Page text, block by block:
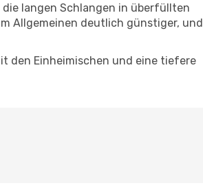
langen Schlangen in überfüllten
Allgemeinen deutlich günstiger, und
den Einheimischen und eine tiefere